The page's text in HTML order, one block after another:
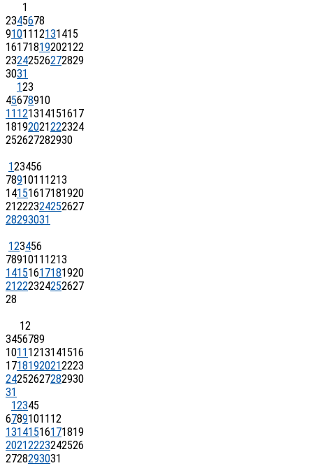
1
2345678
91011 12131415
16171819202122
23242526272829
3031
123
45678910
11 121314151617
18192021222324
252627282930
123456
7891011 1213
14151617181920
21222324252627
28293031
123456
7891011 1213
14151617181920
21222324252627
28
12
3456789
1011 1213141516
17181920212223
24252627282930
31
12345
67891011 12
13141516171819
20212223242526
2728293031